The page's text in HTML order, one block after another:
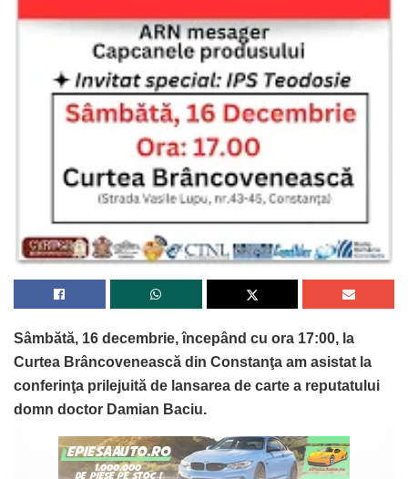
Sâmbătă, 16 decembrie, începând cu ora 17:00, la
Curtea Brâncovenească din Constanţa am asistat la
conferinţa prilejuită de lansarea de carte a reputatului
domn doctor Damian Baciu.